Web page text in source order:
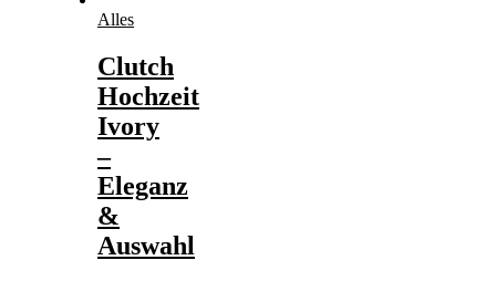
Alles
Clutch
Hochzeit
Ivory
–
Eleganz
&
Auswahl